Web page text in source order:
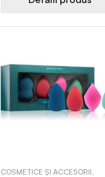
COSMETICE ȘI ACCESORII,